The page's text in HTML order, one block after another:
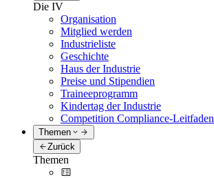
Die IV
Organisation
Mitglied werden
Industrieliste
Geschichte
Haus der Industrie
Preise und Stipendien
Traineeprogramm
Kindertag der Industrie
Competition Compliance-Leitfaden
Themen
Zurück
Themen